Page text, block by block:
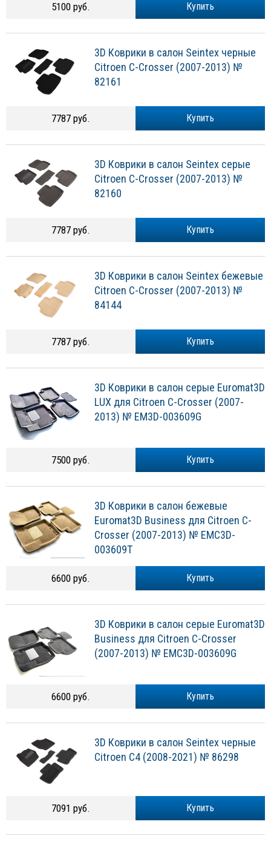
Купить
5100 руб.
3D Коврики в салон Seintex черные
Citroen C-Crosser (2007-2013) №
82161
Купить
7787 руб.
3D Коврики в салон Seintex серые
Citroen C-Crosser (2007-2013) №
82160
Купить
7787 руб.
3D Коврики в салон Seintex бежевые
Citroen C-Crosser (2007-2013) №
84144
Купить
7787 руб.
3D Коврики в салон серые Euromat3D
LUX для Citroen C-Crosser (2007-
2013) № EM3D-003609G
Купить
7500 руб.
3D Коврики в салон бежевые
Euromat3D Business для Citroen C-
Crosser (2007-2013) № EMC3D-
003609T
Купить
6600 руб.
3D Коврики в салон серые Euromat3D
Business для Citroen C-Crosser
(2007-2013) № EMC3D-003609G
Купить
6600 руб.
3D Коврики в салон Seintex черные
Citroen C4 (2008-2021) № 86298
Купить
7091 руб.